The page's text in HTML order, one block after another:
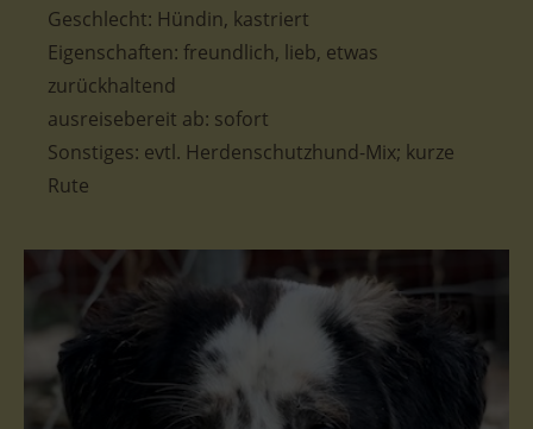
Geschlecht: Hündin, kastriert
Eigenschaften: freundlich, lieb, etwas
zurückhaltend
ausreisebereit ab: sofort
Sonstiges: evtl. Herdenschutzhund-Mix; kurze
Rute